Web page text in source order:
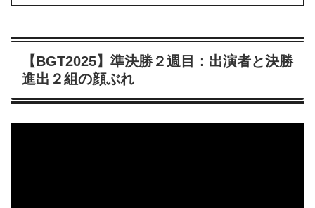
【BGT2025】準決勝２週目：出演者と決勝
進出２組の顔ぶれ